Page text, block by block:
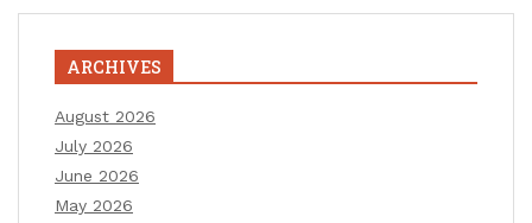
ARCHIVES
August 2026
July 2026
June 2026
May 2026